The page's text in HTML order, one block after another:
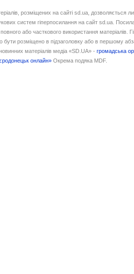
розміщених на сайті sd.ua, дозволяється
систем гіперпосилання на сайт sd.ua.
або часткового використання матеріалів.
бути розміщено в підзаголовку або в першому
матеріалів медіа «SD.UA» -громадська
онлайн» Окрема подяка MDF.